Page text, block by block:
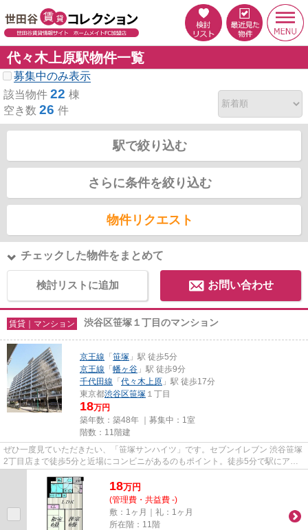
代々木上原駅物件一覧
募集中のみ表示
該当物件 22 棟
空き数 26 件
駅で絞り込む
さらに条件を絞り込む
物件リクエスト
チェックした物件をまとめて
検討リストに追加 お問い合わせ
賃貸｜マンション 渋谷区笹塚１丁目のマンション
京王線 「笹塚 」駅 徒歩5分
京王線 「幡ヶ谷 」駅 徒歩9分
千代田線 「代々木上原 」駅 徒歩17分
東京都渋谷区笹塚 １丁目
18万円
築年数：築48年 ｜募集中： 1室
階数：11階建
ぜひ一度見ていただきたい、「笹塚サンハイツ」です。セブンイレブン 渋谷笹塚
2丁目店まで徒歩5分と近場にコンビニがあるのもポイント。徒歩5分で駅にアク
セス可能な、魅力的な駅近物...
18万円
(管理費・共益費 -)
敷：1ヶ月｜礼：1ヶ月
所在階：11階